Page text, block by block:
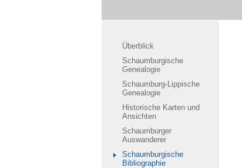
Überblick
Schaumburgische
Genealogie
Schaumburg-Lippische
Genealogie
Historische Karten und
Ansichten
Schaumburger
Auswanderer
Schaumburgische
Bibliographie